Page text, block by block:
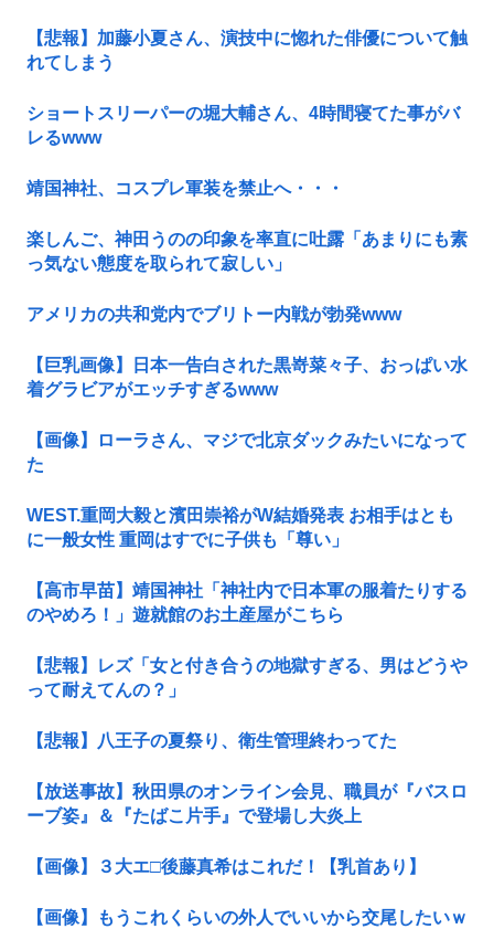
【悲報】加藤小夏さん、演技中に惚れた俳優について触
れてしまう
ショートスリーパーの堀大輔さん、4時間寝てた事がバ
レるwww
靖国神社、コスプレ軍装を禁止へ・・・
楽しんご、神田うのの印象を率直に吐露「あまりにも素
っ気ない態度を取られて寂しい」
アメリカの共和党内でブリトー内戦が勃発www
【巨乳画像】日本一告白された黒嵜菜々子、おっぱい水
着グラビアがエッチすぎるwww
【画像】ローラさん、マジで北京ダックみたいになって
た
WEST.重岡大毅と濱田崇裕がW結婚発表 お相手はとも
に一般女性 重岡はすでに子供も「尊い」
【高市早苗】靖国神社「神社内で日本軍の服着たりする
のやめろ！」遊就館のお土産屋がこちら
【悲報】レズ「女と付き合うの地獄すぎる、男はどうや
って耐えてんの？」
【悲報】八王子の夏祭り、衛生管理終わってた
【放送事故】秋田県のオンライン会見、職員が『バスロ
ーブ姿』＆『たばこ片手』で登場し大炎上
【画像】３大エ□後藤真希はこれだ！【乳首あり】
【画像】もうこれくらいの外人でいいから交尾したいｗ